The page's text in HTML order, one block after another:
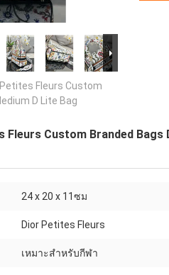
Fleurs Custom
D Lite Bag
Custom Branded Bags
24 x 20 x 11ซม
Dior Petites Fleurs
เหมาะสำหรับกีฬา